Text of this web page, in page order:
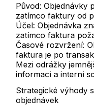
Původ: Objednávky
zatímco faktury od
Účel: Objednávka
zatímco faktura
Časové rozvržení:
faktura je po
Mezi odrážky
informací a interní
Strategické výhody
objednávek